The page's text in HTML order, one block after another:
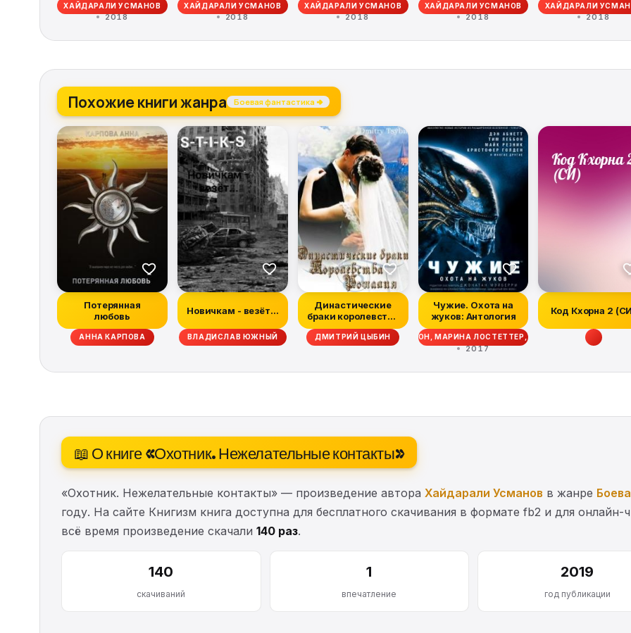
ХАЙДАРАЛИ УСМАНОВ
2018
ХАЙДАРАЛИ УСМАНОВ
2018
ХАЙДАРАЛИ УСМАНОВ
2018
ХАЙДАРАЛИ УСМАНОВ
2018
ХАЙДАРАЛИ
2018
Похожие книги жанра Боевая фантастика →
Потерянная
любовь
АННА КАРПОВА
Новичкам - везёт...
ВЛАДИСЛАВ ЮЖНЫЙ
Династические
браки королевства
Рошалия
ДМИТРИЙ ЦЫБИН
Чужие. Охота на
жуков: Антология
ХИЗЕР ГРЭМ, ДЭН АБНЕТТ, РЭЙЧЕЛ КЕЙН, ТИМ ЛЕББОН, СКОТТ СИГЛЕР, ДЭЙВ ВОЛВЕРТОН, МАРИНА ЛОСТЕТТЕР, УЭСТОН ОКС,
2017
Код Кхорна 2
📖 О книге «Охотник. Нежелательные контакты»
«Охотник. Нежелательные контакты» — произведение автора Хайдарали Усманов в жанре
году. На сайте Книгизм книга доступна для бесплатного скачивания в формате fb2 и для онлайн-
всё время произведение скачали 140 раз.
140
скачиваний
1
впечатление
2019
год публикации